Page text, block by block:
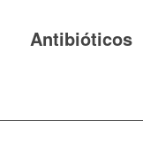
Antibióticos